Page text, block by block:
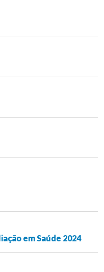
em Saúde 2024